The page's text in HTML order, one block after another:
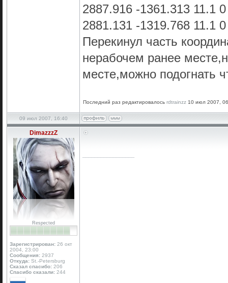
2887.916 -1361.313 11.1 0
2881.131 -1319.768 11.1 0
Перекинул часть
нерабочем ранее
месте,можно подогнать
Последний раз редактировалось rdtrainzz 10 июл 2007,
09 июл 2007, 16:40
DimazzzZ
Respected
Зарегистрирован: 26 окт
2004, 23:00
Сообщения: 2937
Откуда: St.-Petersburg
Сказал спасибо: 206
Спасибо сказали: 244